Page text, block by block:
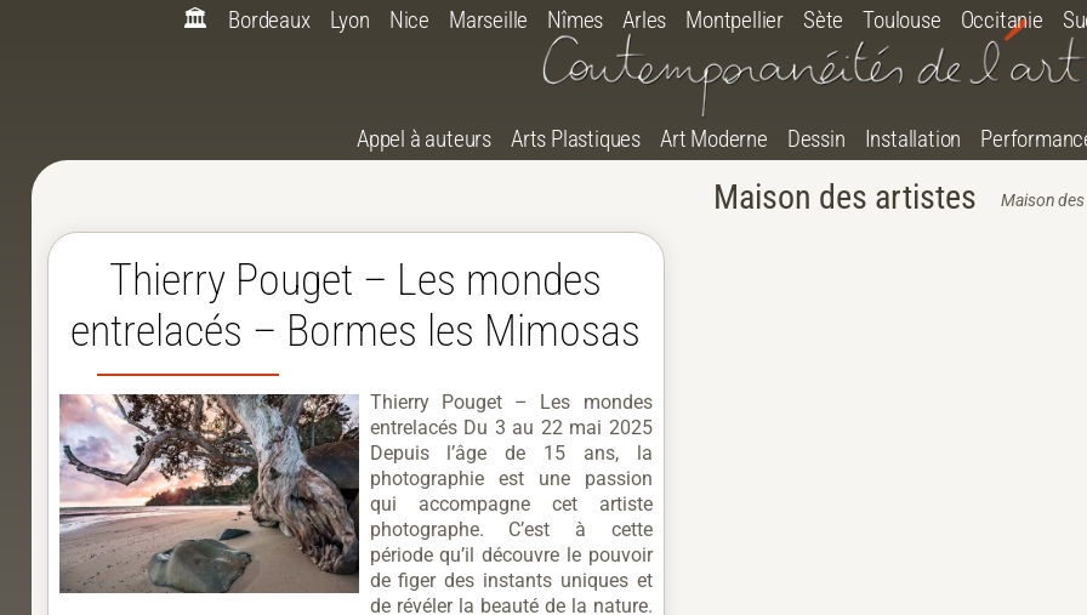
🏛️ Bordeaux Lyon Nice Marseille Nîmes Arles Montpellier Sète Toulouse Occitanie
Appel à auteurs Arts Plastiques Art Moderne Dessin Installation
Maison des artistes Maison des
Thierry Pouget – Les mondes
entrelacés – Bormes les Mimosas
Thierry Pouget – Les mondes
entrelacés Du 3 au 22 mai 2025
Depuis l’âge de 15 ans, la
photographie est une passion
qui accompagne cet artiste
photographe. C’est à cette
période qu’il découvre le pouvoir
de figer des instants uniques et
de révéler la beauté de la nature.